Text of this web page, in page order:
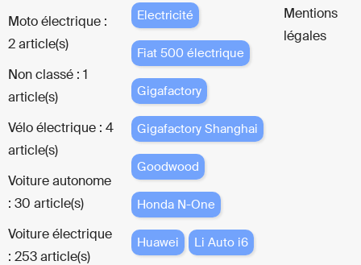
Moto électrique :
2 article(s)
Non classé : 1
article(s)
Vélo électrique : 4
article(s)
Voiture autonome
: 30 article(s)
Voiture électrique
: 253 article(s)
Electricité
Fiat 500 électrique
Gigafactory
Gigafactory Shanghai
Goodwood
Honda N-One
Huawei Li Auto i6
Mentions
légales